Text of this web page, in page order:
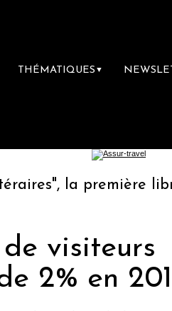
THÉMATIQUES ▼
la première
visiteurs
2% en